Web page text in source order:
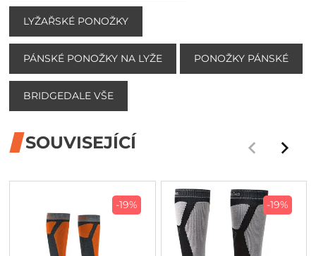
LYŽAŘSKÉ PONOŽKY
PÁNSKÉ PONOŽKY NA LYŽE PONOŽKY PÁNSKÉ
BRIDGEDALE VŠE
SOUVISEJÍCÍ
-19% -19%